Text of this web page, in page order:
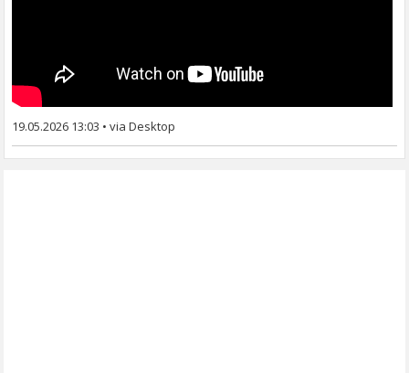
19.05.2026 13:03 •